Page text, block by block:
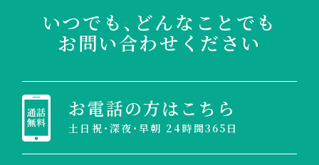
いつでも、どんなことでも
お問い合わせください
お電話の方はこちら
土日祝・深夜・早朝 24時間365日